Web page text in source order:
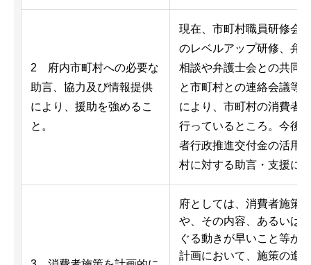
2 府内市町村への必要な
助言、協力及び情報提供
により、援助を強めるこ
と。
現在、市町村職員研修会
のレベルアップ研修、弁
相談や弁護士会との共同
と市町村との連絡会議等
により、市町村の消費者
行っているところ。今後
者行政推進交付金の活用
村に対する助言・支援に
府としては、消費者施策
や、その内容、あるいは
ぐる動きが早いこと等か
計画において、施策の進